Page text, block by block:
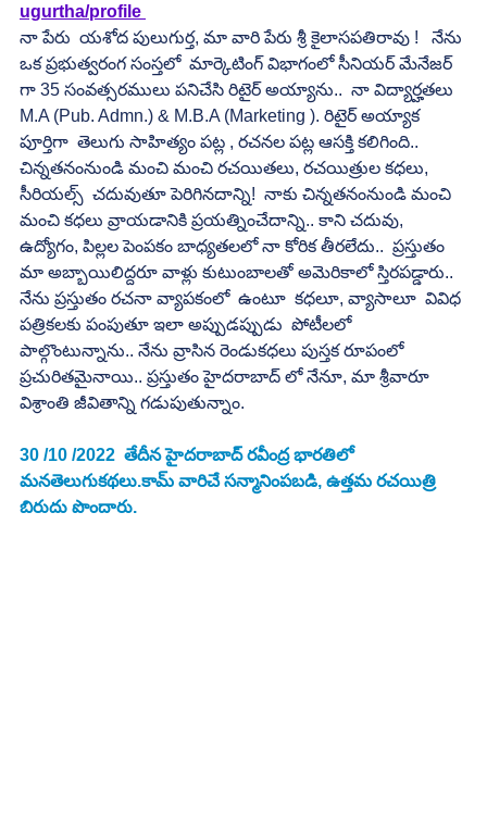
ugurtha/profile
నా పేరు  యశోద పులుగుర్త, మా వారి పేరు శ్రీ కైలాసపతిరావు !   నేను
ఒక ప్రభుత్వరంగ సంస్తలో  మార్కెటింగ్ విభాగంలో సీనియర్ మేనేజర్
గా 35 సంవత్సరములు పనిచేసి రిటైర్ అయ్యాను..  నా విద్యార్హతలు
M.A (Pub. Admn.) & M.B.A (Marketing ). రిటైర్ అయ్యాక
పూర్తిగా  తెలుగు సాహిత్యం పట్ల , రచనల పట్ల ఆసక్తి కలిగింది..
చిన్నతనంనుండి మంచి మంచి రచయితలు, రచయిత్రుల కధలు,
సీరియల్స్  చదువుతూ పెరిగినదాన్ని!  నాకు చిన్నతనంనుండి మంచి
మంచి కధలు వ్రాయడానికి ప్రయత్నించేదాన్ని.. కాని చదువు,
ఉద్యోగం, పిల్లల పెంపకం బాధ్యతలలో నా కోరిక తీరలేదు..  ప్రస్తుతం
మా అబ్బాయిలిద్దరూ వాళ్లు కుటుంబాలతో అమెరికాలో స్తిరపడ్డారు..
నేను ప్రస్తుతం రచనా వ్యాపకంలో  ఉంటూ  కధలూ, వ్యాసాలూ  వివిధ
పత్రికలకు పంపుతూ ఇలా అప్పుడప్పుడు  పోటీలలో
పాల్గొంటున్నాను.. నేను వ్రాసిన రెండుకధలు పుస్తక రూపంలో
ప్రచురితమైనాయి.. ప్రస్తుతం హైదరాబాద్ లో నేనూ, మా శ్రీవారూ
విశ్రాంతి జీవితాన్ని గడుపుతున్నాం.
30 /10 /2022  తేదీన హైదరాబాద్ రవీంద్ర భారతిలో
మనతెలుగుకథలు.కామ్ వారిచే సన్మానింపబడి, ఉత్తమ రచయిత్రి
బిరుదు పొందారు.